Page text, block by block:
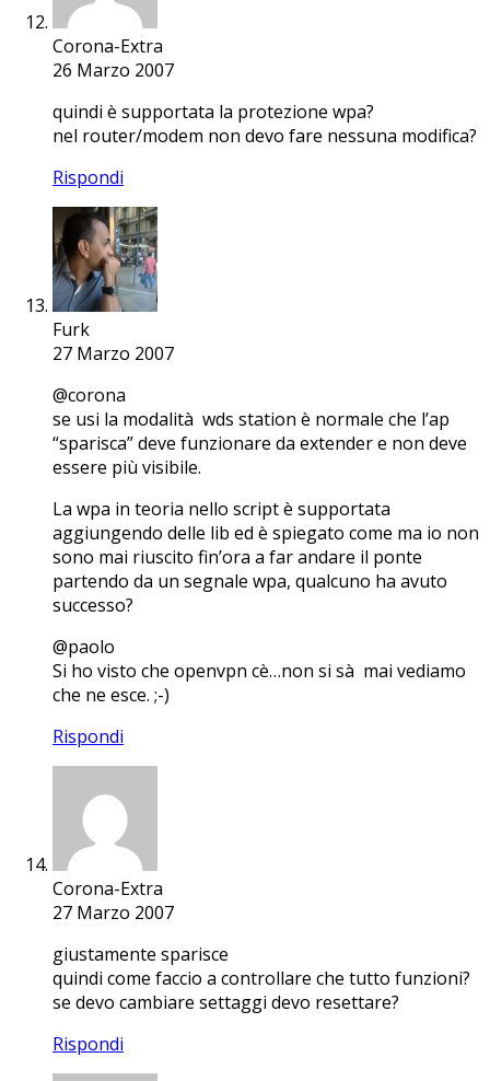
Corona-Extra
26 Marzo 2007
quindi è supportata la protezione wpa?
nel router/modem non devo fare nessuna modifica?
Rispondi
Furk
27 Marzo 2007
@corona
se usi la modalità wds station è normale che l’ap
“sparisca” deve funzionare da extender e non deve
essere più visibile.
La wpa in teoria nello script è supportata
aggiungendo delle lib ed è spiegato come ma io non
sono mai riuscito fin’ora a far andare il ponte
partendo da un segnale wpa, qualcuno ha avuto
successo?
@paolo
Si ho visto che openvpn cè…non si sà mai vediamo
che ne esce. ;-)
Rispondi
Corona-Extra
27 Marzo 2007
giustamente sparisce
quindi come faccio a controllare che tutto funzioni?
se devo cambiare settaggi devo resettare?
Rispondi